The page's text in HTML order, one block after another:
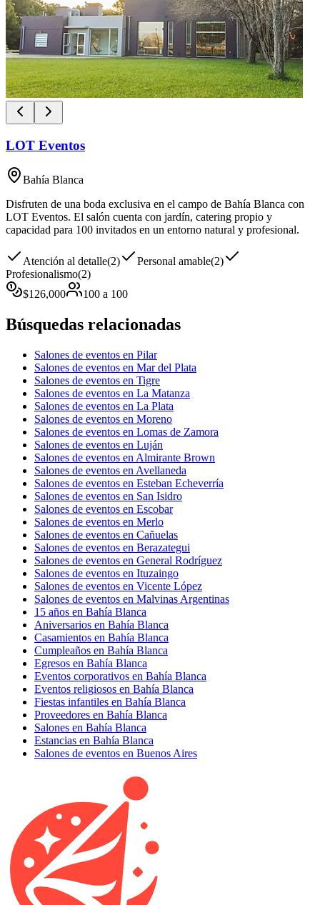
LOT Eventos
Bahía Blanca
Disfruten de una boda exclusiva en el campo de Bahía Blanca con
LOT Eventos. El salón cuenta con jardín, catering propio y
capacidad para 100 invitados en un entorno natural y profesional.
Atención al detalle(2) Personal amable(2)
Profesionalismo(2)
$126,000 100 a 100
Búsquedas relacionadas
Salones de eventos en Pilar
Salones de eventos en Mar del Plata
Salones de eventos en Tigre
Salones de eventos en La Matanza
Salones de eventos en La Plata
Salones de eventos en Moreno
Salones de eventos en Lomas de Zamora
Salones de eventos en Luján
Salones de eventos en Almirante Brown
Salones de eventos en Avellaneda
Salones de eventos en Esteban Echeverría
Salones de eventos en San Isidro
Salones de eventos en Escobar
Salones de eventos en Merlo
Salones de eventos en Cañuelas
Salones de eventos en Berazategui
Salones de eventos en General Rodríguez
Salones de eventos en Ituzaingo
Salones de eventos en Vicente López
Salones de eventos en Malvinas Argentinas
15 años en Bahía Blanca
Aniversarios en Bahía Blanca
Casamientos en Bahía Blanca
Cumpleaños en Bahía Blanca
Egresos en Bahía Blanca
Eventos corporativos en Bahía Blanca
Eventos religiosos en Bahía Blanca
Fiestas infantiles en Bahía Blanca
Proveedores en Bahía Blanca
Salones en Bahía Blanca
Estancias en Bahía Blanca
Salones de eventos en Buenos Aires